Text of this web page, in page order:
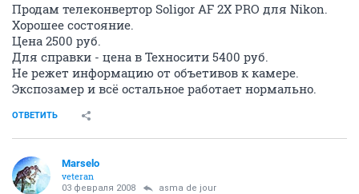
Продам телеконвертор Soligor AF 2X PRO для Nikon.
Хорошее состояние.
Цена 2500 руб.
Для справки - цена в Техносити 5400 руб.
Не режет информацию от объетивов к камере.
Экспозамер и всё остальное работает нормально.
ОТВЕТИТЬ
Marselo
veteran
03 февраля 2008 asma de jour